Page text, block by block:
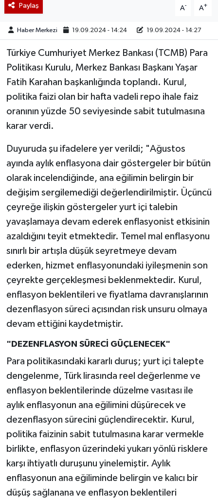
Paylaş A- A+
Haber Merkezi 19.09.2024 - 14:24 19.09.2024 - 14:27
Türkiye Cumhuriyet Merkez Bankası (TCMB) Para
Politikası Kurulu, Merkez Bankası Başkanı Yaşar
Fatih Karahan başkanlığında toplandı. Kurul,
politika faizi olan bir hafta vadeli repo ihale faiz
oranının yüzde 50 seviyesinde sabit tutulmasına
karar verdi.
Duyuruda şu ifadelere yer verildi; "Ağustos
ayında aylık enflasyona dair göstergeler bir bütün
olarak incelendiğinde, ana eğilimin belirgin bir
değişim sergilemediği değerlendirilmiştir. Üçüncü
çeyreğe ilişkin göstergeler yurt içi talebin
yavaşlamaya devam ederek enflasyonist etkisinin
azaldığını teyit etmektedir. Temel mal enflasyonu
sınırlı bir artışla düşük seyretmeye devam
ederken, hizmet enflasyonundaki iyileşmenin son
çeyrekte gerçekleşmesi beklenmektedir. Kurul,
enflasyon beklentileri ve fiyatlama davranışlarının
dezenflasyon süreci açısından risk unsuru olmaya
devam ettiğini kaydetmiştir.
"DEZENFLASYON SÜRECİ GÜÇLENECEK"
Para politikasındaki kararlı duruş; yurt içi talepte
dengelenme, Türk lirasında reel değerlenme ve
enflasyon beklentilerinde düzelme vasıtası ile
aylık enflasyonun ana eğilimini düşürecek ve
dezenflasyon sürecini güçlendirecektir. Kurul,
politika faizinin sabit tutulmasına karar vermekle
birlikte, enflasyon üzerindeki yukarı yönlü risklere
karşı ihtiyatlı duruşunu yinelemiştir. Aylık
enflasyonun ana eğiliminde belirgin ve kalıcı bir
düşüş sağlanana ve enflasyon beklentileri